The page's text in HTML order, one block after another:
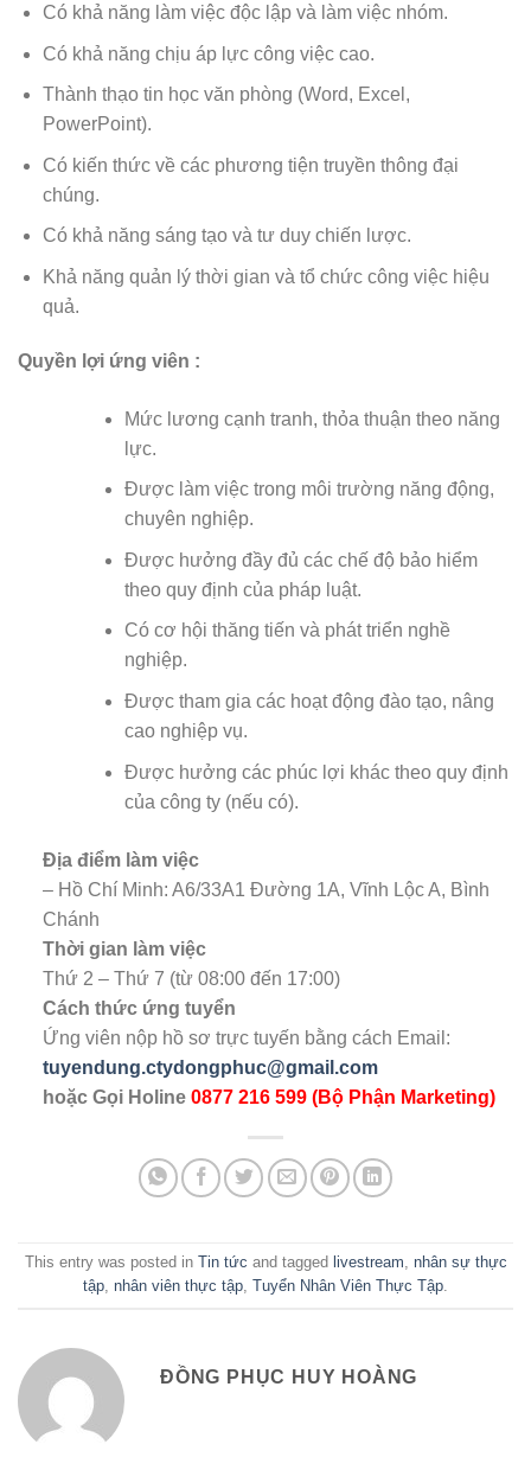
Có khả năng làm việc độc lập và làm việc nhóm.
Có khả năng chịu áp lực công việc cao.
Thành thạo tin học văn phòng (Word, Excel,
PowerPoint).
Có kiến thức về các phương tiện truyền thông đại
chúng.
Có khả năng sáng tạo và tư duy chiến lược.
Khả năng quản lý thời gian và tổ chức công việc hiệu
quả.
Quyền lợi ứng viên :
Mức lương cạnh tranh, thỏa thuận theo năng
lực.
Được làm việc trong môi trường năng động,
chuyên nghiệp.
Được hưởng đầy đủ các chế độ bảo hiểm
theo quy định của pháp luật.
Có cơ hội thăng tiến và phát triển nghề
nghiệp.
Được tham gia các hoạt động đào tạo, nâng
cao nghiệp vụ.
Được hưởng các phúc lợi khác theo quy định
của công ty (nếu có).
Địa điểm làm việc
– Hồ Chí Minh: A6/33A1 Đường 1A, Vĩnh Lộc A, Bình
Chánh
Thời gian làm việc
Thứ 2 – Thứ 7 (từ 08:00 đến 17:00)
Cách thức ứng tuyển
Ứng viên nộp hồ sơ trực tuyến bằng cách Email:
tuyendung.ctydongphuc@gmail.com
hoặc Gọi Holine 0877 216 599 (Bộ Phận Marketing)
This entry was posted in Tin tức and tagged livestream, nhân sự thực
tập, nhân viên thực tập, Tuyển Nhân Viên Thực Tập.
ĐỒNG PHỤC HUY HOÀNG